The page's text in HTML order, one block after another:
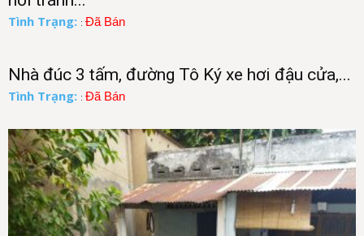
Tình Trạng: : Đã Bán
Nhà đúc 3 tấm, đường Tô Ký xe hơi đậu cửa,...
Tình Trạng: : Đã Bán